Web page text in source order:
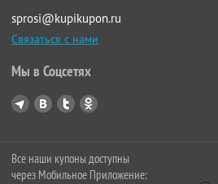
sprosi@kupikupon.ru
Связаться с нами
Мы в Соцсетях
Все наши купоны доступны
через Мобильное Приложение: